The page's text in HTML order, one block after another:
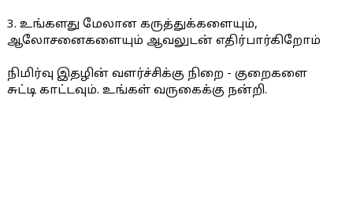
3. உங்களது மேலான கருத்துக்களையும்,
ஆலோசனைகளையும் ஆவலுடன் எதிர்பார்கிறோம்
நிமிர்வு இதழின் வளர்ச்சிக்கு நிறை - குறைகளை
சுட்டி காட்டவும். உங்கள் வருகைக்கு நன்றி.